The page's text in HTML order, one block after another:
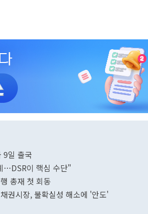
9일 출국
…DSR이 핵심 수단"
총재 첫 회동
권시장, 불확실성 해소에 '안도'